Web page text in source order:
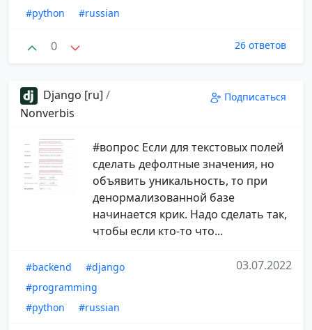
#python
#russian
0 26 ответов
Django [ru] /
Nonverbis
Подписаться
#вопрос Если для текстовых полей
сделать дефолтные значения, но
объявить уникальность, то при
денормализованной базе
начинается крик. Надо сделать так,
чтобы если кто-то что...
#backend
#django
#programming
#python
#russian
03.07.2022